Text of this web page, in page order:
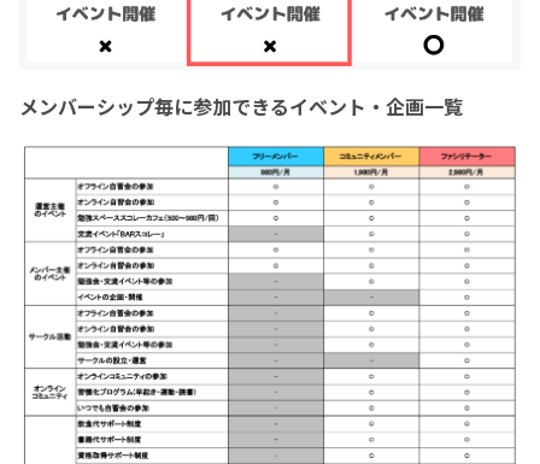
メンバーシップ毎に参加できるイベント・企画一覧